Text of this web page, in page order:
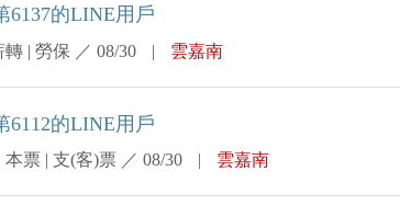
6137的LINE用戶
轉 | 勞保 ／ 08/30 | 雲嘉南
6112的LINE用戶
本票 | 支(客)票 ／ 08/30 | 雲嘉南